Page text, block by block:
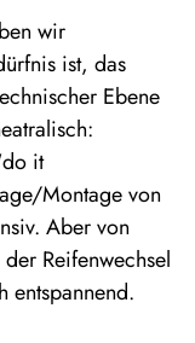
wir
ist, das
Ebene
it
Montage von
Aber von
Reifenwechsel
entspannend.